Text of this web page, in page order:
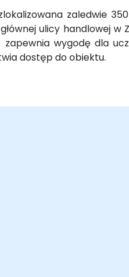
zaledwie
ulicy handlowej
wygodę dla
dostęp do obiektu.